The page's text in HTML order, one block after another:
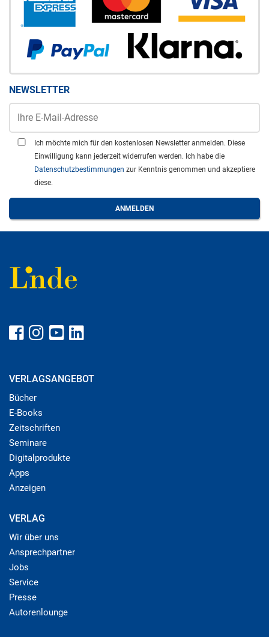
NEWSLETTER
Ich möchte mich für den kostenlosen Newsletter anmelden. Diese
Einwilligung kann jederzeit widerrufen werden. Ich habe die
Datenschutzbestimmungen zur Kenntnis genommen und akzeptiere
diese.
VERLAGSANGEBOT
Bücher
E-Books
Zeitschriften
Seminare
Digitalprodukte
Apps
Anzeigen
VERLAG
Wir über uns
Ansprechpartner
Jobs
Service
Presse
Autorenlounge